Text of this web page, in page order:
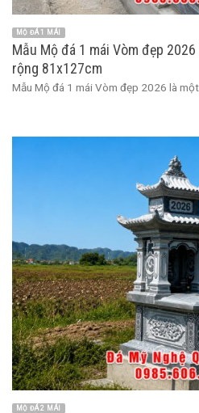
MỘ ĐÁ 1 MÁI
Mẫu Mộ đá 1 mái Vòm đẹp
rộng 81x127cm
Mẫu Mộ đá 1 mái Vòm đẹp 2026 là một
MỘ ĐÁ 2 MÁI